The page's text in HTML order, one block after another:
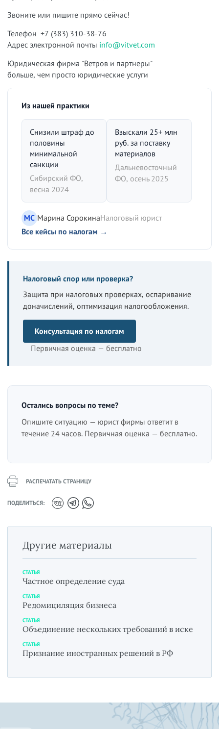
Звоните или пишите прямо сейчас!
Телефон +7 (383) 310-38-76
Адрес электронной почты info@vitvet.com
Юридическая фирма "Ветров и партнеры"
больше, чем просто юридические услуги
Из нашей практики
Снизили штраф до
половины
минимальной
санкции
Сибирский ФО,
весна 2024
Взыскали 25+ млн
руб. за поставку
материалов
Дальневосточный
ФО, осень 2025
МС Марина СорокинаНалоговый юрист
Все кейсы по налогам →
Налоговый спор или проверка?
Защита при налоговых проверках, оспаривание
доначислений, оптимизация налогообложения.
Консультация по налогам
Первичная оценка — бесплатно
Остались вопросы по теме?
Опишите ситуацию — юрист фирмы ответит в
течение 24 часов. Первичная оценка — бесплатно.
РАСПЕЧАТАТЬ СТРАНИЦУ
ПОДЕЛИТЬСЯ:
Другие материалы
СТАТЬЯ
Частное определение суда
СТАТЬЯ
Редомициляция бизнеса
СТАТЬЯ
Объединение нескольких требований в иске
СТАТЬЯ
Признание иностранных решений в РФ